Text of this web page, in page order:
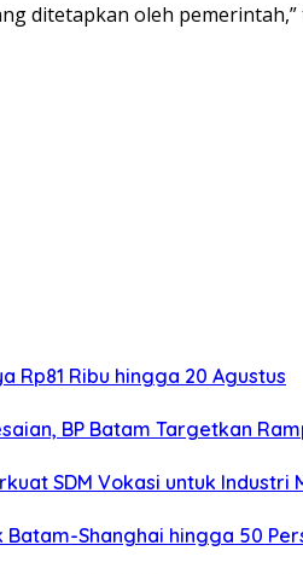
ditetapkan oleh
Rp81 Ribu hingga 20 Agustus
BP Batam Targetkan
SDM Vokasi untuk Industri
Batam-Shanghai hingga 50